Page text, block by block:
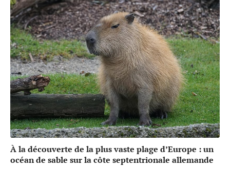
À la découverte de la plus vaste plage d’Europe : un
océan de sable sur la côte septentrionale allemande